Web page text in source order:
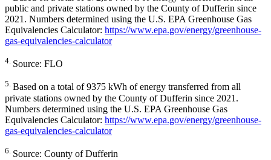
public and private stations owned by the County of Dufferin since
2021. Numbers determined using the U.S. EPA Greenhouse Gas
Equivalencies Calculator: https://www.epa.gov/energy/greenhouse-
gas-equivalencies-calculator
4. Source: FLO
5. Based on a total of 9375 kWh of energy transferred from all
private stations owned by the County of Dufferin since 2021.
Numbers determined using the U.S. EPA Greenhouse Gas
Equivalencies Calculator: https://www.epa.gov/energy/greenhouse-
gas-equivalencies-calculator
6. Source: County of Dufferin